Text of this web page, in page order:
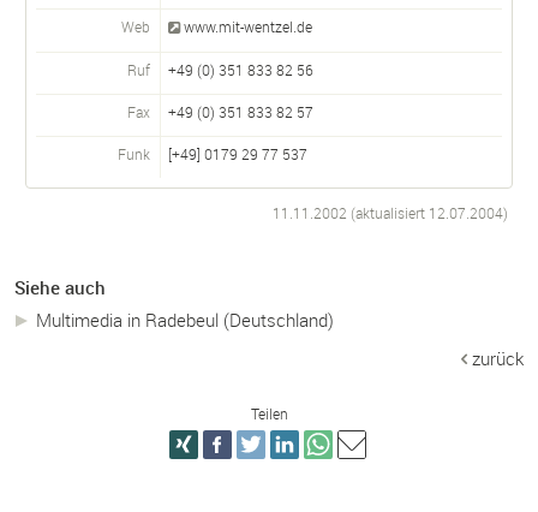
Web www.mit-wentzel.de
Ruf +49 (0) 351 833 82 56
Fax +49 (0) 351 833 82 57
Funk [+49] 0179 29 77 537
11.11.2002 (aktualisiert 12.07.2004)
Siehe auch
Multimedia in Radebeul (Deutschland)
zurück
Teilen